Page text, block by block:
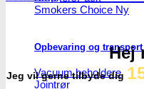
Smokers Choice
Opbevaring og transport
Vacuum beholdere
Jointrør
Hej
Jeg vil gerne tilbyde dig